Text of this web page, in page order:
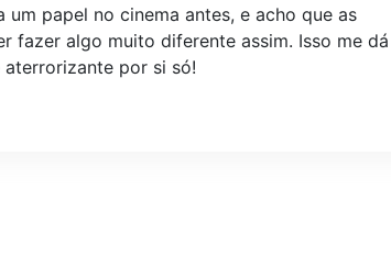
papel no cinema antes, e acho que as
fazer algo muito diferente assim. Isso me dá
por si só!